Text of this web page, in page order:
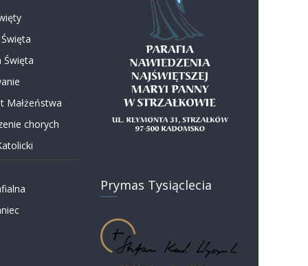
Święta
Małżeństwa
chorych
Prymas Tysiąclecia